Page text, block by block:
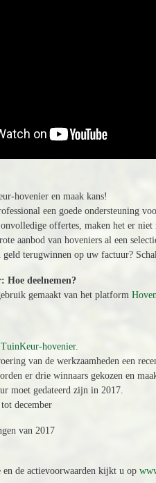
hovenier en maak kans!
een goede ondersteuning
offertes, maken het er
aanbod van hoveniers al een
terugwinnen op uw factuur?
Hoe deelnemen?
gemaakt van het platform
TuinKeur-hovenier.
van de werkzaamheden een
er drie winnaars gekozen en
moet gedateerd zijn in 2017.
december
van 2017
de actievoorwaarden kijkt u op